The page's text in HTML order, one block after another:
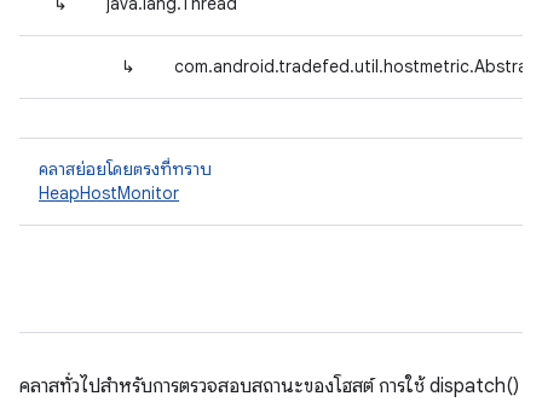
↳
คลาสย่อยโดยตรงที่ทราบ
HeapHostMonitor
คลาสทั่วไปสำหรับการตรวจสอบสถานะของโฮสต์ การใช้ dispatch()